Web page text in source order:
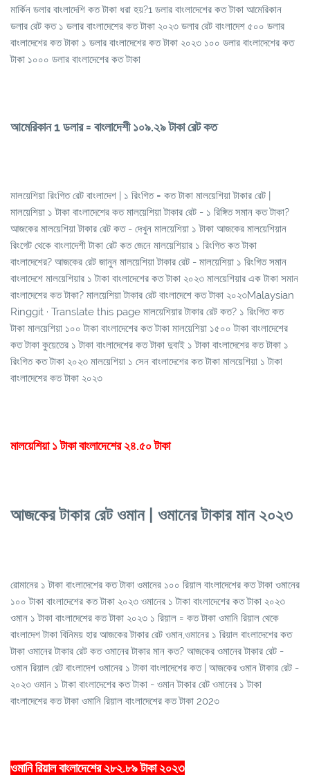
মার্কিন ডলার বাংলাদেশি কত টাকা ধরা হয়?1 ডলার বাংলাদেশের কত টাকা আমেরিকান
ডলার রেট কত ১ ডলার বাংলাদেশের কত টাকা ২০২৩ ডলার রেট বাংলাদেশ ৫০০ ডলার
বাংলাদেশের কত টাকা ১ ডলার বাংলাদেশের কত টাকা ২০২৩ ১০০ ডলার বাংলাদেশের কত
টাকা ১০০০ ডলার বাংলাদেশের কত টাকা
আমেরিকান 1 ডলার = বাংলাদেশী ১০৯.২৯ টাকা রেট কত
মালয়েশিয়া রিংগিত রেট বাংলাদেশ | ১ রিংগিত = কত টাকা মালয়েশিয়া টাকার রেট |
মালয়েশিয়া ১ টাকা বাংলাদেশের কত মালয়েশিয়া টাকার রেট - ১ রিঙ্গিত সমান কত টাকা?
আজকের মালয়েশিয়া টাকার রেট কত - দেখুন মালয়েশিয়া ১ টাকা আজকের মালয়েশিয়ান
রিংগেট থেকে বাংলাদেশী টাকা রেট কত জেনে মালয়েশিয়ার ১ রিংগিত কত টাকা
বাংলাদেশের? আজকের রেট জানুন মালয়েশিয়া টাকার রেট - মালয়েশিয়া ১ রিংগিত সমান
বাংলাদেশে মালয়েশিয়ার ১ টাকা বাংলাদেশের কত টাকা ২০২৩ মালয়েশিয়ার এক টাকা সমান
বাংলাদেশের কত টাকা? মালয়েশিয়া টাকার রেট বাংলাদেশে কত টাকা ২০২৩Malaysian
Ringgit · Translate this page মালয়েশিয়ার টাকার রেট কত? ১ রিংগিত কত
টাকা মালয়েশিয়া ১০০ টাকা বাংলাদেশের কত টাকা মালয়েশিয়া ১৫০০ টাকা বাংলাদেশের
কত টাকা কুয়েতের ১ টাকা বাংলাদেশের কত টাকা দুবাই ১ টাকা বাংলাদেশের কত টাকা ১
রিংগিত কত টাকা ২০২৩ মালয়েশিয়া ১ সেন বাংলাদেশের কত টাকা মালয়েশিয়া ১ টাকা
বাংলাদেশের কত টাকা ২০২৩
মালয়েশিয়া ১ টাকা বাংলাদেশের ২৪.৫০ টাকা
আজকের টাকার রেট ওমান | ওমানের টাকার মান ২০২৩
রোমানের ১ টাকা বাংলাদেশের কত টাকা ওমানের ১০০ রিয়াল বাংলাদেশের কত টাকা ওমানের
১০০ টাকা বাংলাদেশের কত টাকা ২০২৩ ওমানের ১ টাকা বাংলাদেশের কত টাকা ২০২৩
ওমান ১ টাকা বাংলাদেশের কত টাকা ২০২৩ ১ রিয়াল = কত টাকা ওমানি রিয়াল থেকে
বাংলাদেশ টাকা বিনিময় হার আজকের টাকার রেট ওমান,ওমানের ১ রিয়াল বাংলাদেশের কত
টাকা ওমানের টাকার রেট কত ওমানের টাকার মান কত? আজকের ওমানের টাকার রেট -
ওমান রিয়াল রেট বাংলাদেশ ওমানের ১ টাকা বাংলাদেশের কত | আজকের ওমান টাকার রেট -
২০২৩ ওমান ১ টাকা বাংলাদেশের কত টাকা - ওমান টাকার রেট ওমানের ১ টাকা
বাংলাদেশের কত টাকা ওমানি রিয়াল বাংলাদেশের কত টাকা 202৩
ওমানি রিয়াল বাংলাদেশের ২৮২.৮৯ টাকা ২০২৩